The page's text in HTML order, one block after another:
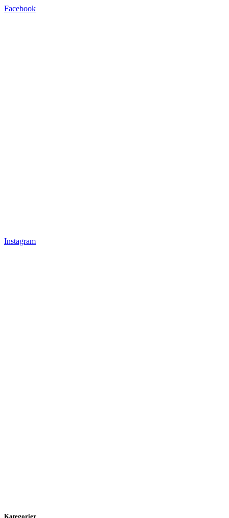
Facebook
Instagram
Kategorier